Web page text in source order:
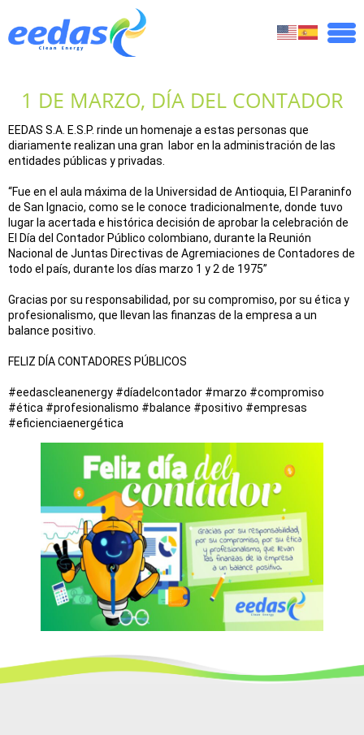
1 DE MARZO, DÍA DEL CONTADOR
EEDAS S.A. E.S.P. rinde un homenaje a estas personas que
diariamente realizan una gran labor en la administración de las
entidades públicas y privadas.
“Fue en el aula máxima de la Universidad de Antioquia, El Paraninfo
de San Ignacio, como se le conoce tradicionalmente, donde tuvo
lugar la acertada e histórica decisión de aprobar la celebración de
El Día del Contador Público colombiano, durante la Reunión
Nacional de Juntas Directivas de Agremiaciones de Contadores de
todo el país, durante los días marzo 1 y 2 de 1975”
Gracias por su responsabilidad, por su compromiso, por su ética y
profesionalismo, que llevan las finanzas de la empresa a un
balance positivo.
FELIZ DÍA CONTADORES PÚBLICOS
#eedascleanenergy #díadelcontador #marzo #compromiso
#ética #profesionalismo #balance #positivo #empresas
#eficienciaenergética